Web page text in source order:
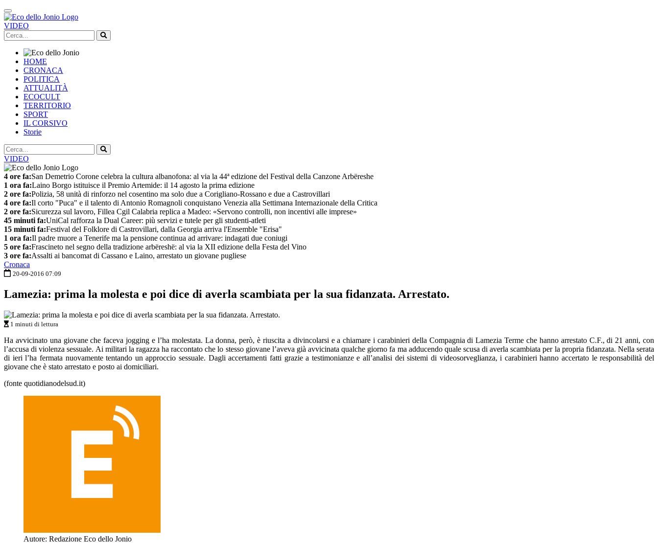
VIDEO
HOME
CRONACA
POLITICA
ATTUALITÀ
ECOCULT
TERRITORIO
SPORT
IL CORSIVO
Storie
VIDEO
4 ore fa:San Demetrio Corone celebra la cultura albanofona: al via la 44ª edizione del Festival della Canzone Arbëreshe
1 ora fa:Laino Borgo istituisce il Premio Artemide: il 14 agosto la prima edizione
2 ore fa:Polizia, 58 unità di rinforzo nel cosentino ma solo due a Corigliano-Rossano e due a Castrovillari
4 ore fa:Il corto "Puca" e il talento di Antonio Romagnoli conquistano Venezia alla Settimana Internazionale della Critica
2 ore fa:Sicurezza sul lavoro, Fillea Cgil Calabria replica a Madeo: «Servono controlli, non incentivi alle imprese»
45 minuti fa:UniCal rafforza la Dual Career: più servizi e tutele per gli studenti-atleti
15 minuti fa:Festival del Folklore di Castrovillari, dalla Georgia arriva l'Ensemble "Erisa"
1 ora fa:Il padre muore a Tenerife ma la pensione continua ad arrivare: indagati due coniugi
5 ore fa:Frascineto nel segno della tradizione arbëreshë: al via la XII edizione della Festa del Vino
3 ore fa:Assalti ai bancomat di Cassano e Laino, arrestato un giovane pugliese
Cronaca
20-09-2016 07:09
Lamezia: prima la molesta e poi dice di averla scambiata per la sua fidanzata. Arrestato.
1 minuti di lettura
Ha avvicinato una giovane che faceva jogging e l’ha molestata. La donna, però, è riuscita a divincolarsi e a chiamare i carabinieri della Compagnia di Lamezia Terme che hanno arrestato C.F., di 21 anni, con
l’accusa di violenza sessuale. Ai militari la ragazza ha raccontato che lo stesso giovane l’aveva già avvicinata qualche giorno fa ma adducendo quale scusa di averla scambiata per la propria fidanzata. Nella serata
di ieri l’ha fermata nuovamente tentando un approccio sessuale. Dagli accertamenti fatti grazie a testimonianze e all’analisi dei sistemi di videosorveglianza, i carabinieri hanno accertato le responsabilità del
giovane che è stato arrestato e posto ai domiciliari.
(fonte quotidianodelsud.it)
Autore: Redazione Eco dello Jonio